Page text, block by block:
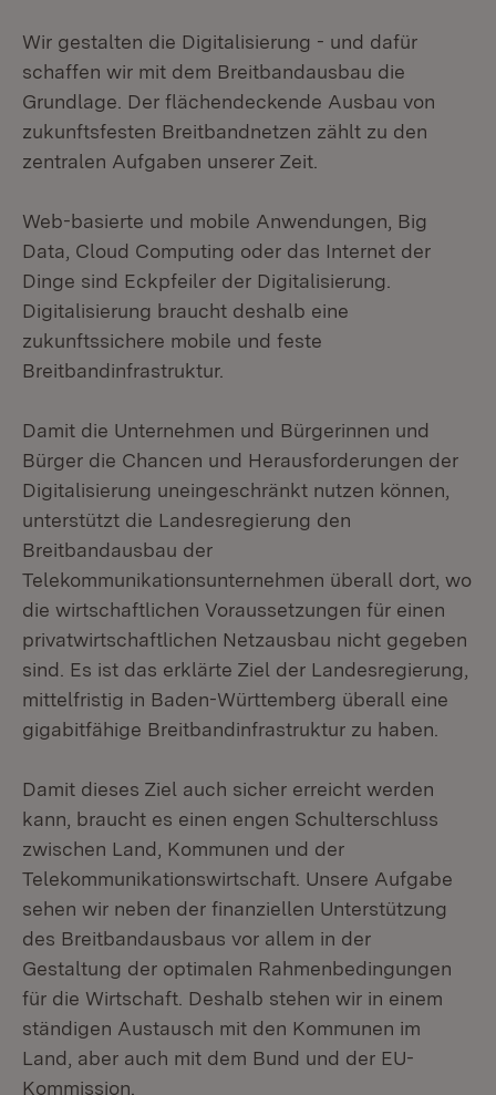
Wir gestalten die Digitalisierung - und dafür
schaffen wir mit dem Breitbandausbau die
Grundlage. Der flächendeckende Ausbau von
zukunftsfesten Breitbandnetzen zählt zu den
zentralen Aufgaben unserer Zeit.
Web-basierte und mobile Anwendungen, Big
Data, Cloud Computing oder das Internet der
Dinge sind Eckpfeiler der Digitalisierung.
Digitalisierung braucht deshalb eine
zukunftssichere mobile und feste
Breitbandinfrastruktur.
Damit die Unternehmen und Bürgerinnen und
Bürger die Chancen und Herausforderungen der
Digitalisierung uneingeschränkt nutzen können,
unterstützt die Landesregierung den
Breitbandausbau der
Telekommunikationsunternehmen überall dort, wo
die wirtschaftlichen Voraussetzungen für einen
privatwirtschaftlichen Netzausbau nicht gegeben
sind. Es ist das erklärte Ziel der Landesregierung,
mittelfristig in Baden-Württemberg überall eine
gigabitfähige Breitbandinfrastruktur zu haben.
Damit dieses Ziel auch sicher erreicht werden
kann, braucht es einen engen Schulterschluss
zwischen Land, Kommunen und der
Telekommunikationswirtschaft. Unsere Aufgabe
sehen wir neben der finanziellen Unterstützung
des Breitbandausbaus vor allem in der
Gestaltung der optimalen Rahmenbedingungen
für die Wirtschaft. Deshalb stehen wir in einem
ständigen Austausch mit den Kommunen im
Land, aber auch mit dem Bund und der EU-
Kommission.